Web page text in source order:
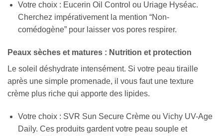
Votre choix : Eucerin Oil Control ou Uriage Hyséac.
Cherchez impérativement la mention “Non-
comédogène” pour laisser vos pores respirer.
Peaux sèches et matures : Nutrition et protection
Le soleil déshydrate intensément. Si votre peau tiraille
après une simple promenade, il vous faut une texture
crème plus riche qui apporte des lipides.
Votre choix : SVR Sun Secure Crème ou Vichy UV-Age
Daily. Ces produits gardent votre peau souple et